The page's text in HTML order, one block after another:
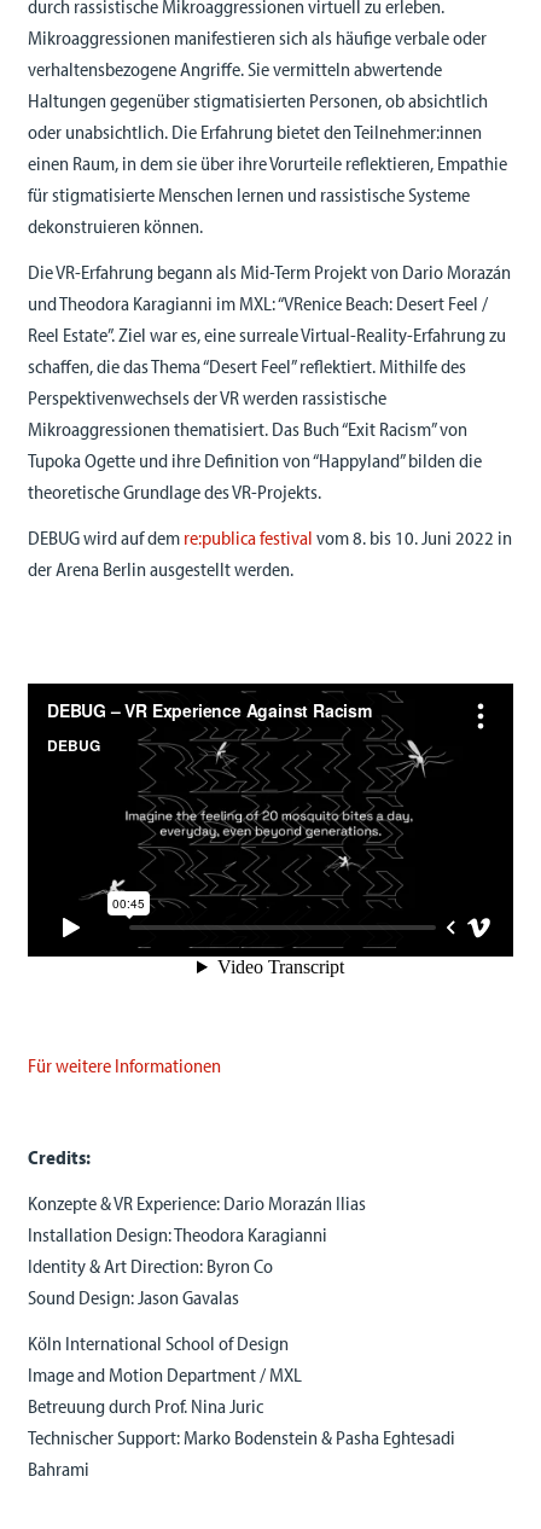
durch rassistische Mikroaggressionen virtuell zu erleben.
Mikroaggressionen manifestieren sich als häufige verbale oder
verhaltensbezogene Angriffe. Sie vermitteln abwertende
Haltungen gegenüber stigmatisierten Personen, ob absichtlich
oder unabsichtlich. Die Erfahrung bietet den Teilnehmer:innen
einen Raum, in dem sie über ihre Vorurteile reflektieren, Empathie
für stigmatisierte Menschen lernen und rassistische Systeme
dekonstruieren können.
Die VR-Erfahrung begann als Mid-Term Projekt von Dario Morazán
und Theodora Karagianni im MXL: “VRenice Beach: Desert Feel /
Reel Estate”. Ziel war es, eine surreale Virtual-Reality-Erfahrung zu
schaffen, die das Thema “Desert Feel” reflektiert. Mithilfe des
Perspektivenwechsels der VR werden rassistische
Mikroaggressionen thematisiert. Das Buch “Exit Racism” von
Tupoka Ogette und ihre Definition von “Happyland” bilden die
theoretische Grundlage des VR-Projekts.
DEBUG wird auf dem re:publica festival vom 8. bis 10. Juni 2022 in
der Arena Berlin ausgestellt werden.
Für weitere Informationen
Credits:
Konzepte & VR Experience: Dario Morazán Ilias
Installation Design: Theodora Karagianni
Identity & Art Direction: Byron Co
Sound Design: Jason Gavalas
Köln International School of Design
Image and Motion Department / MXL
Betreuung durch Prof. Nina Juric
Technischer Support: Marko Bodenstein & Pasha Eghtesadi
Bahrami